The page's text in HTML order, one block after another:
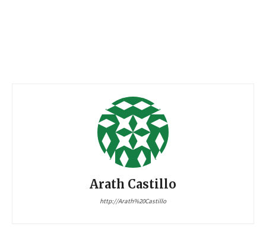
Arath Castillo
http://Arath%20Castillo